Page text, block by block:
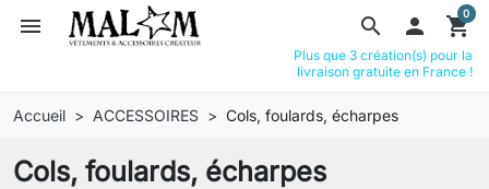
search
menu  shopping_cart
0
Plus que 3 création(s) pour la
livraison gratuite en France !
Accueil ACCESSOIRES Cols, foulards, écharpes
Cols, foulards, écharpes